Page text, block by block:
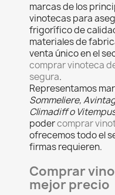
marcas de los
vinotecas para
frigorífico de
materiales de
venta único en el
comprar vinoteca
segura.
Representamos
Sommeliere,
Climadiff o
podercomprar
ofrecemos todo el
firmas requieren.
Comprar
mejor precio